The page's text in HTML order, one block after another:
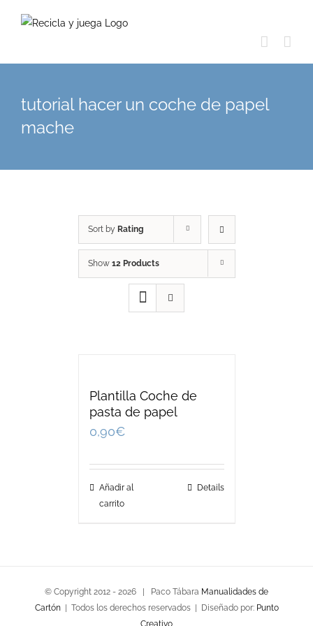
tutorial hacer un coche de papel
mache
Sort by Rating
Show 12 Products
Plantilla Coche de
pasta de papel
0,90€
Añadir al
carrito
Details
© Copyright 2012 - 2026 | Paco Tábara Manualidades de
Cartón| Todos los derechos reservados | Diseñado por: Punto
Creativo